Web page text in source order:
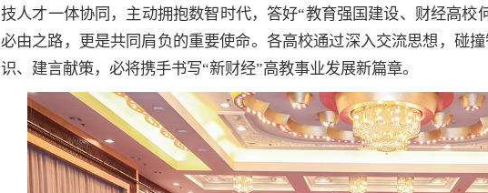
技人才一体协同，主动拥抱数智时代，答好“教育强国建设、财经高校
必由之路，更是共同肩负的重要使命。各高校通过深入交流思想，碰
识、建言献策，必将携手书写“新财经”高教事业发展新篇章。